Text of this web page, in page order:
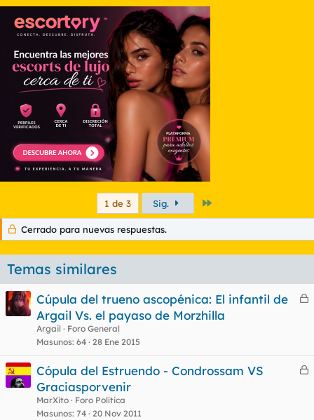
1 de 3 Sig.
Cerrado para nuevas respuestas.
Temas similares
C
a
d
Cúpula del trueno ascopénica: El infantil de
Argail Vs. el payaso de Morzhilla
Argail
Foro General
Masunos 64 28 Ene 2015
C
Cópula del Estruendo - Condrossam VS
Graciasporvenir
MarXito
Foro Política
Masunos 74 20 Nov 2011